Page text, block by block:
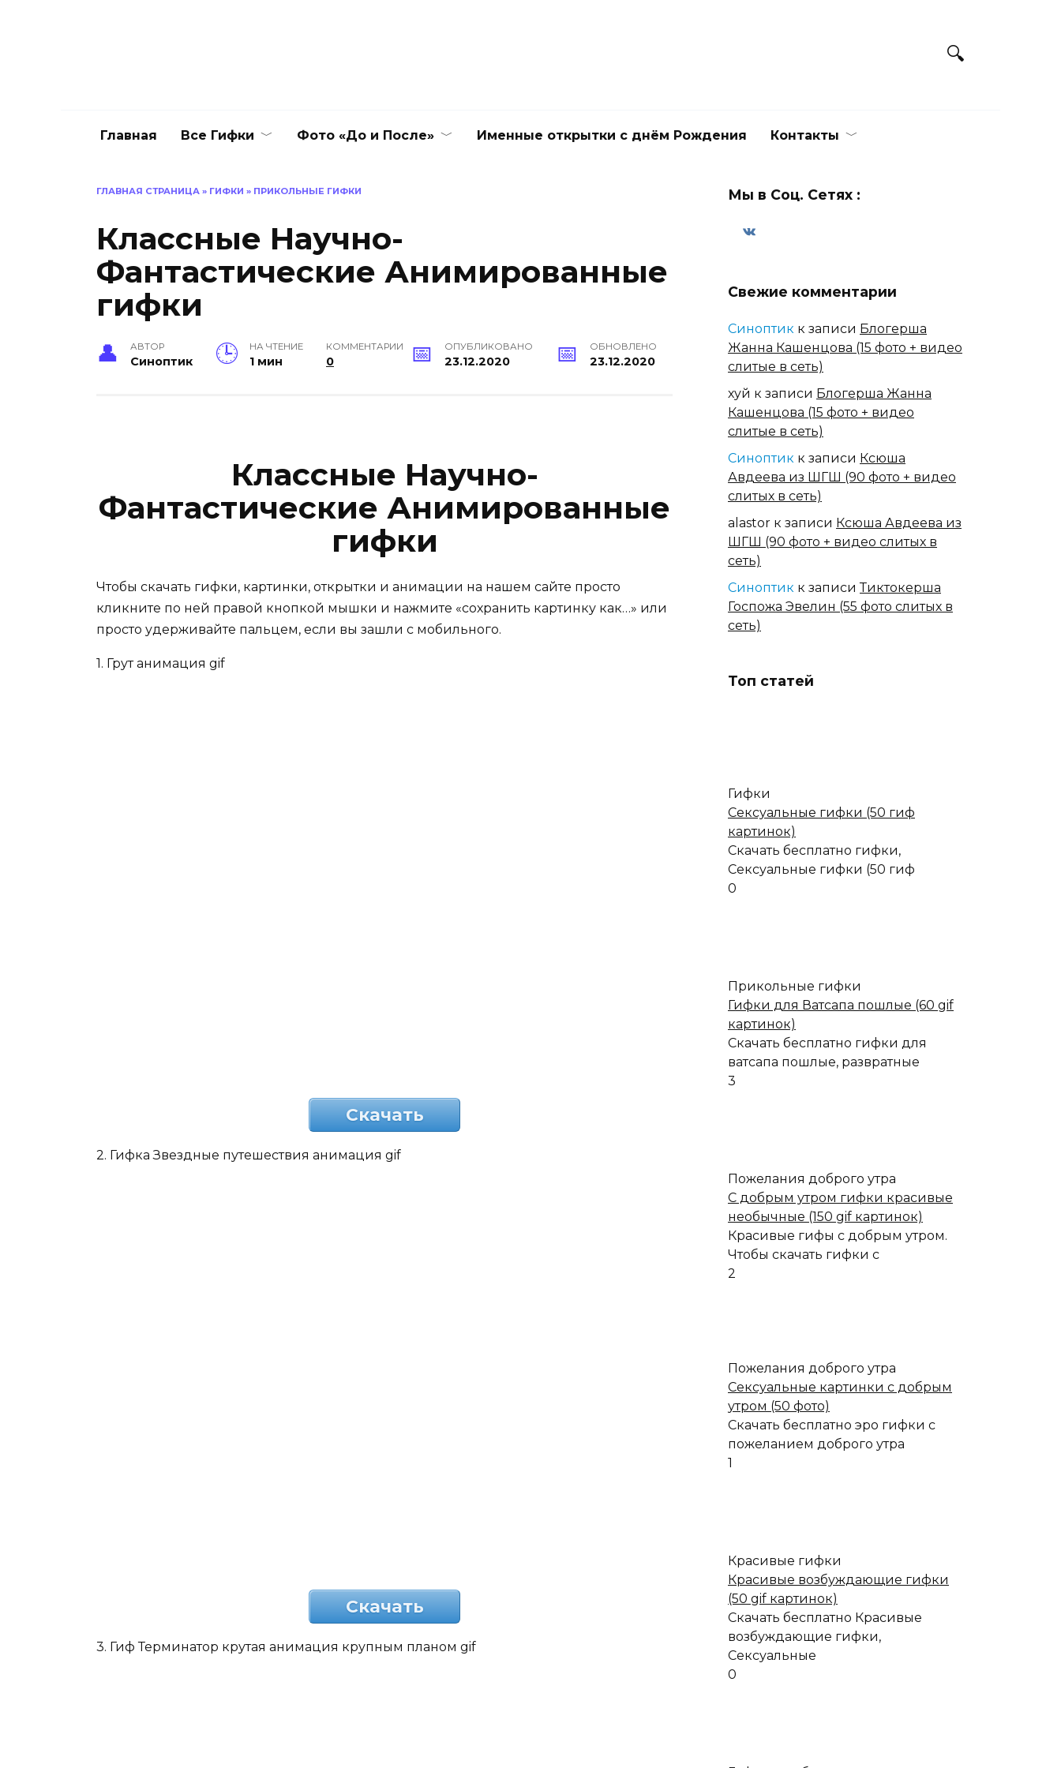
Главная Все Гифки Фото «До и После» Именные открытки с днём Рождения Контакты
ГЛАВНАЯ СТРАНИЦА » ГИФКИ » ПРИКОЛЬНЫЕ ГИФКИ
Классные Научно-
Фантастические Анимированные
гифки
АВТОР
Синоптик
НА ЧТЕНИЕ
1 мин
КОММЕНТАРИИ
0
ОПУБЛИКОВАНО
23.12.2020
ОБНОВЛЕНО
23.12.2020
Классные Научно-
Фантастические Анимированные
гифки
Чтобы скачать гифки, картинки, открытки и анимации на нашем сайте просто
кликните по ней правой кнопкой мышки и нажмите «сохранить картинку как…» или
просто удерживайте пальцем, если вы зашли с мобильного.
1. Грут анимация gif
Скачать
2. Гифка Звездные путешествия анимация gif
Скачать
3. Гиф Терминатор крутая анимация крупным планом gif
Мы в Соц. Сетях :
Свежие комментарии
Синоптик к записи Блогерша
Жанна Кашенцова (15 фото + видео
слитые в сеть)
хуй к записи Блогерша Жанна
Кашенцова (15 фото + видео
слитые в сеть)
Синоптик к записи Ксюша
Авдеева из ШГШ (90 фото + видео
слитых в сеть)
alastor к записи Ксюша Авдеева из
ШГШ (90 фото + видео слитых в
сеть)
Синоптик к записиТиктокерша
Госпожа Эвелин (55 фото слитых в
сеть)
Топ статей
Гифки
Сексуальные гифки (50 гиф
картинок)
Скачать бесплатно гифки,
Сексуальные гифки (50 гиф
0
Прикольные гифки
Гифки для Ватсапа пошлые (60 gif
картинок)
Скачать бесплатно гифки для
ватсапа пошлые, развратные
3
Пожелания доброго утра
C добрым утром гифки красивые
необычные (150 gif картинок)
Красивые гифы с добрым утром.
Чтобы скачать гифки с
2
Пожелания доброго утра
Сексуальные картинки с добрым
утром (50 фото)
Скачать бесплатно эро гифки с
пожеланием доброго утра
1
Красивые гифки
Красивые возбуждающие гифки
(50 gif картинок)
Скачать бесплатно Красивые
возбуждающие гифки,
Сексуальные
0